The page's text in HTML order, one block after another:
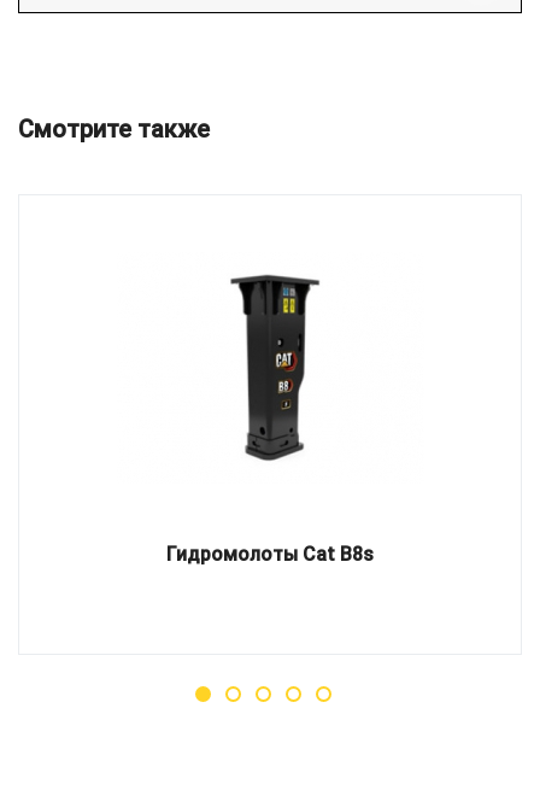
Смотрите также
Гидромолоты Cat B8s